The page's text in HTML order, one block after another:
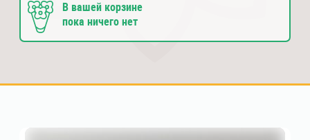
В вашей корзине
пока ничего нет